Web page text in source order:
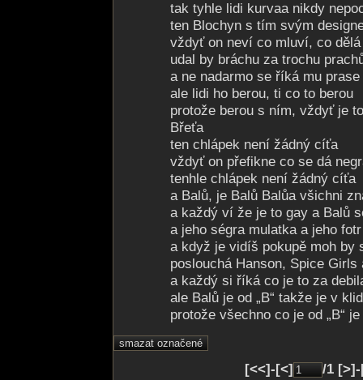
tak tyhle lidi kurvaa nikdy
ten Blochyn s tím svým
vždyť on neví co mluví, co
udal by bráchu za trochu
a ne nadarmo se říká mu prase
ale lidi ho berou, ti co to berou
protože berou s ním, vždyť je
Břeťa
ten chlápek není žádný cíťa
vždyť on přefikne co se dá
tenhle chlápek není žádný cíťa
a Balů, je Balů Balůa všichni
a každý ví že je to gay a Balů
a jeho ségra mulatka a jeho
a když je vidíš pokupě moh by
poslouchá Hanson, Spice Girls
a každý si říká co je to za
ale Balů je od „B“ takže je v
protože všechno co je od „B“
[<<]-[<] /1